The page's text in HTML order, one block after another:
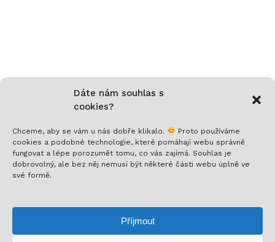
Dáte nám souhlas s
cookies?
Chceme, aby se vám u nás dobře klikalo.
Proto používáme
cookies a podobné technologie, které pomáhají webu správně
fungovat a lépe porozumět tomu, co vás zajímá. Souhlas je
dobrovolný, ale bez něj nemusí být některé části webu úplně ve
své formě.
Příjmout
Nech si posílat to nejlepší!
speciální nabídky a inspirativní obsah. Přinášíme ti
jen to, co stojí za to!